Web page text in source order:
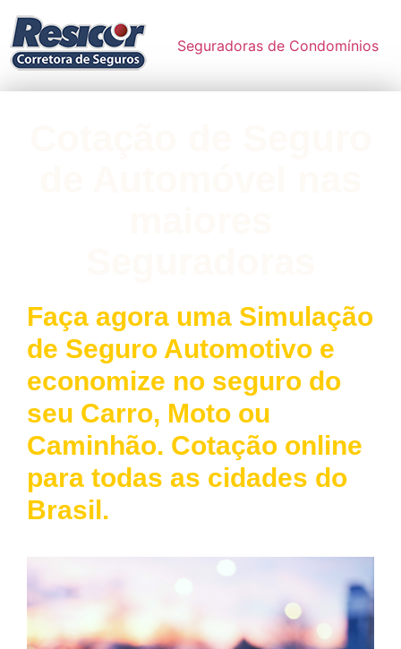
Seguradoras de Condomínios
Faça agora uma Simulação
de Seguro Automotivo e
economize no seguro do
seu Carro, Moto ou
Caminhão. Cotação online
para todas as cidades do
Brasil.